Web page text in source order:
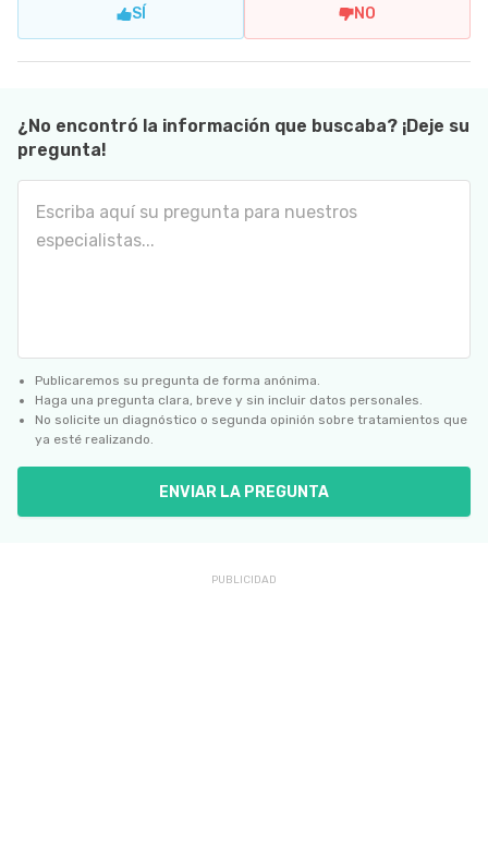
SÍ NO
¿No encontró la información que buscaba? ¡Deje su
pregunta!
Publicaremos su pregunta de forma anónima.
Haga una pregunta clara, breve y sin incluir datos personales.
No solicite un diagnóstico o segunda opinión sobre tratamientos que
ya esté realizando.
ENVIAR LA PREGUNTA